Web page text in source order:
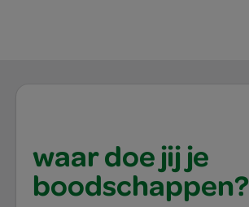
waar doe jij je
boodschappen?